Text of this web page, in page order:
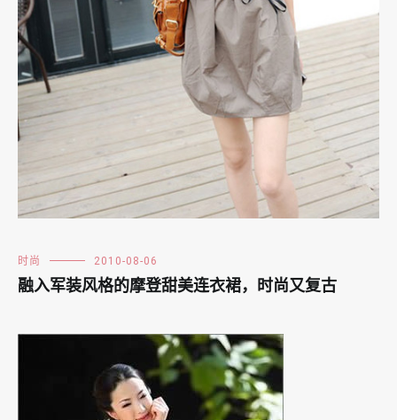
时尚 2010-08-06
融入军装风格的摩登甜美连衣裙，时尚又复古